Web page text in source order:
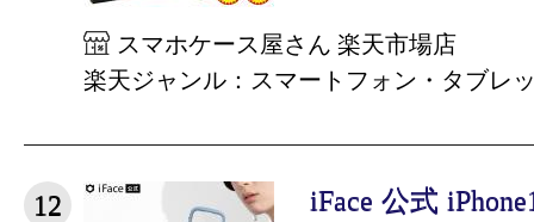
スマホケース屋さん 楽天市場店
楽天ジャンル：スマートフォン・タブレ
12
iFace 公式